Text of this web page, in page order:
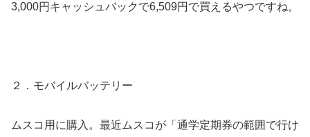
3,000円キャッシュバックで6,509円で買えるやつですね。
２．モバイルバッテリー
ムスコ用に購入。最近ムスコが「通学定期券の範囲で行け